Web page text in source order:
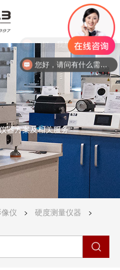
器方案及相关服务
仪
硬度测量仪器
你好，我想咨询一下仪器？